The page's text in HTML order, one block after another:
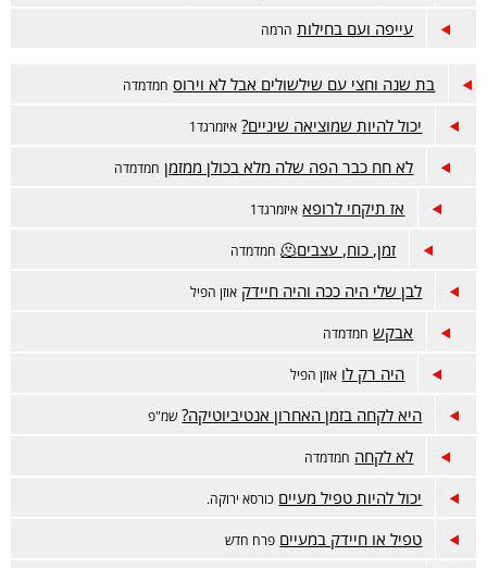
עייפה ועם בחילות הרמה
בת שנה וחצי עם שילשולים אבל לא וירוס חמדמדה
יכול להיות שמוציאה שיניים? איזמרגד1
לא חח כבר הפה שלה מלא בכולן ממזמן חמדמדה
אז תיקחי לרופא איזמרגד1
זמן, כוח, עצבים🫠 חמדמדה
לבן שלי היה ככה והיה חיידק אוזן הפיל
אבקש חמדמדה
היה רק לו אוזן הפיל
היא לקחה בזמן האחרון אנטיביוטיקה? שמ"פ
לא לקחה חמדמדה
יכול להיות טפיל מעיים כורסא ירוקה.
טפיל או חיידק במעיים פרח חדש